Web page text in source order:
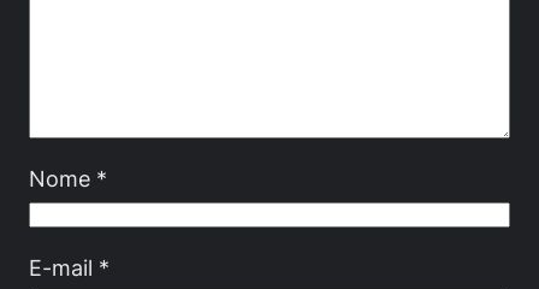
Nome *
E-mail *